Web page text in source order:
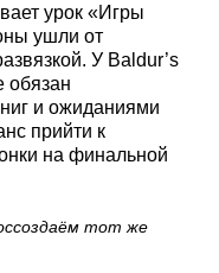
урок «Игры
ушли от
У Baldur’s
обязан
и ожиданиями
прийти к
на финальной
тот же